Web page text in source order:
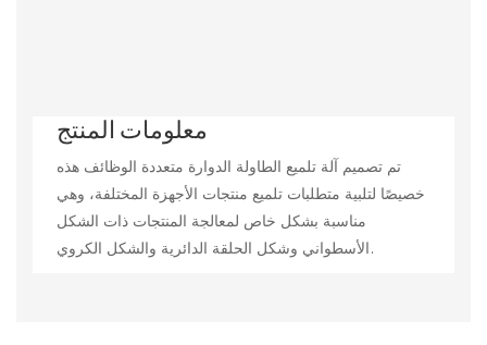
معلومات المنتج
تم تصميم آلة تلميع الطاولة الدوارة متعددة الوظائف هذه
خصيصًا لتلبية متطلبات تلميع منتجات الأجهزة المختلفة، وهي
مناسبة بشكل خاص لمعالجة المنتجات ذات الشكل
الأسطواني وشكل الحلقة الدائرية والشكل الكروي.